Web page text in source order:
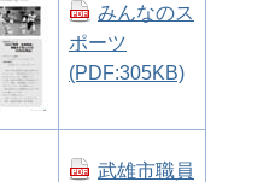
みんなのス
ポーツ
(PDF:305KB)
武雄市職員